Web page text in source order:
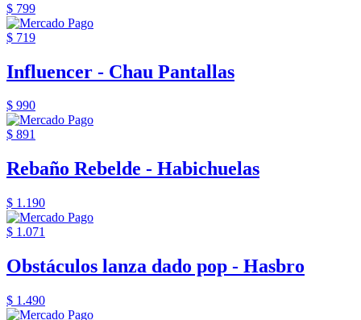
$ 799
$ 719
Influencer - Chau Pantallas
$ 990
$ 891
Rebaño Rebelde - Habichuelas
$ 1.190
$ 1.071
Obstáculos lanza dado pop - Hasbro
$ 1.490